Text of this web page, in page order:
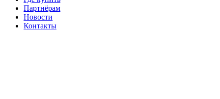
Партнёрам
Новости
Контакты